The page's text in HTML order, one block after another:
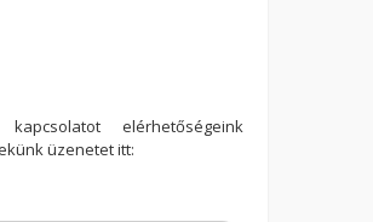
elérhetőségeink
üzenetet itt: